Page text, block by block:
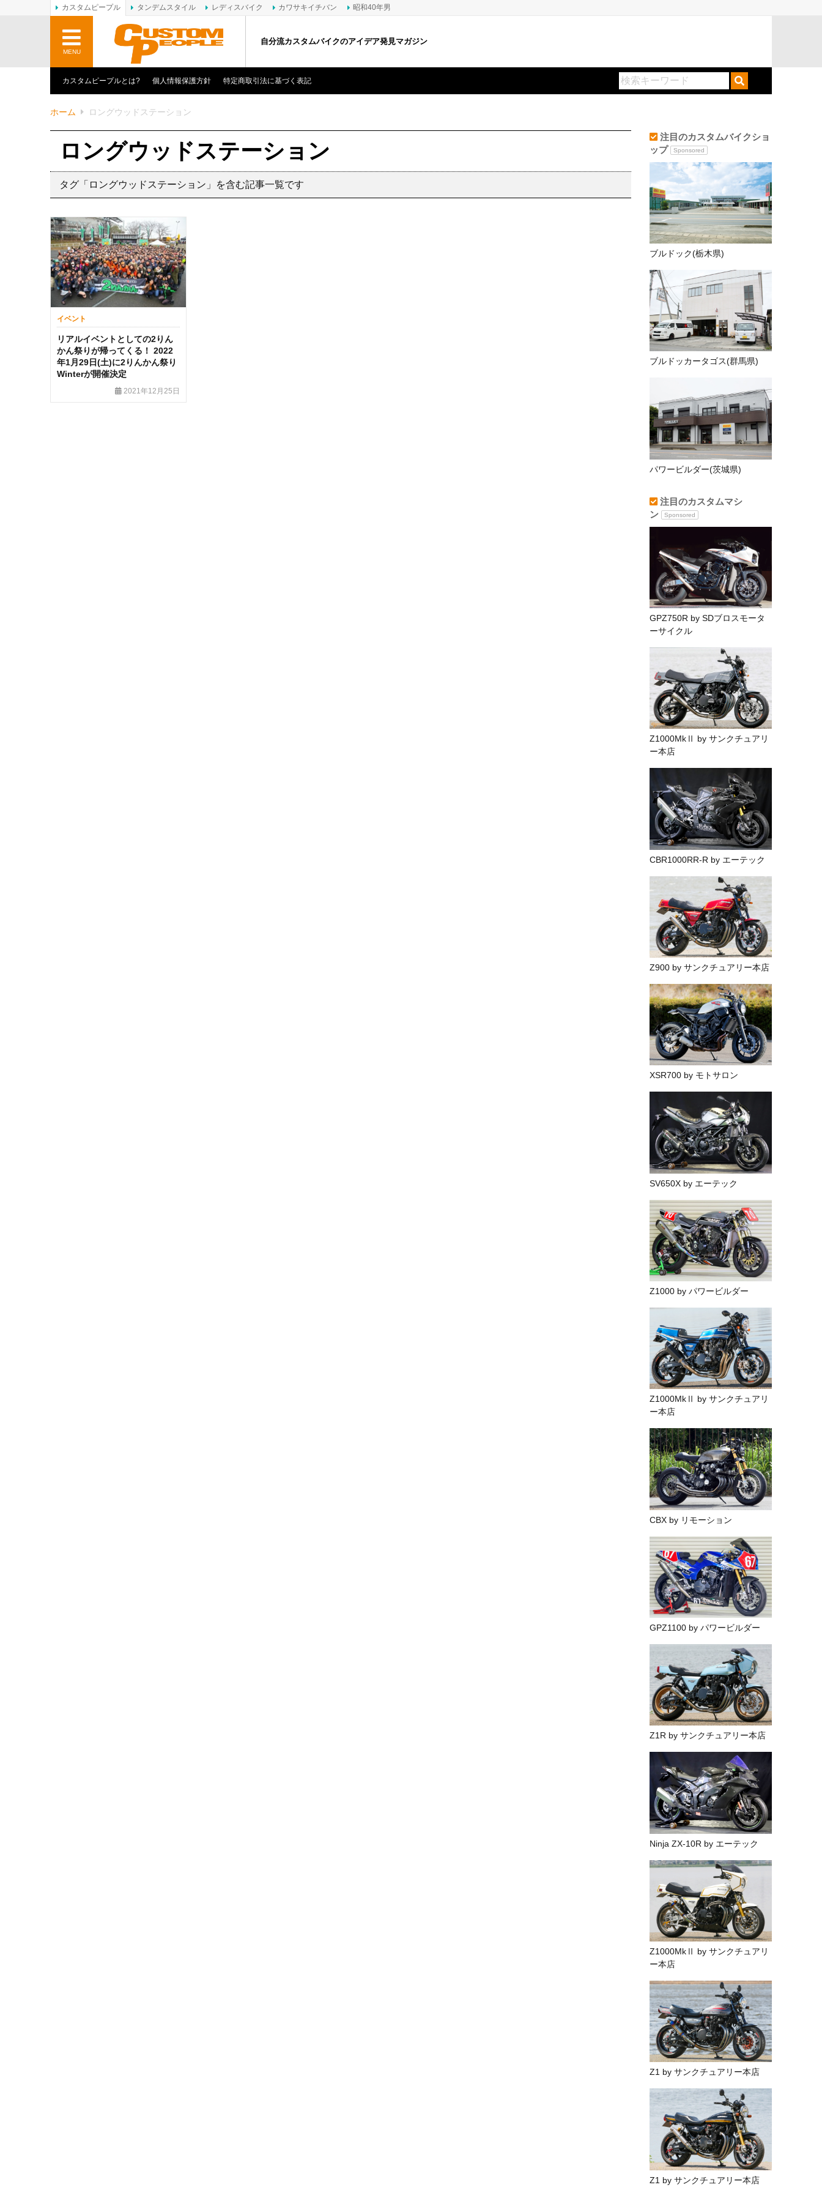
カスタムピープルとは? 個人情報保護方針 特定商取引法に基づく表記
ホーム ロングウッドステーション
ロングウッドステーション
タグ「ロングウッドステーション」を含む記事一覧です
イベント
リアルイベントとしての2りん
かん祭りが帰ってくる！ 2022
年1月29日(土)に2りんかん祭り
Winterが開催決定
2021年12月25日
注目のカスタムバイクショ
ップ
Sponsored
ブルドック(栃木県)
ブルドッカータゴス(群馬県)
パワービルダー(茨城県)
注目のカスタムマシ
ン
Sponsored
GPZ750R by SDブロスモータ
ーサイクル
Z1000MkⅡ by サンクチュアリ
ー本店
CBR1000RR-R by エーテック
Z900 by サンクチュアリー本店
XSR700 by モトサロン
SV650X by エーテック
Z1000 by パワービルダー
Z1000MkⅡ by サンクチュアリ
ー本店
CBX by リモーション
GPZ1100 by パワービルダー
Z1R by サンクチュアリー本店
Ninja ZX-10R by エーテック
Z1000MkⅡ by サンクチュアリ
ー本店
Z1 by サンクチュアリー本店
Z1 by サンクチュアリー本店
カスタムピープル タンデムスタイル レディスバイク カワサキイチバン 昭和40年男
MENU
自分流カスタムバイクのアイデア発見マガジン